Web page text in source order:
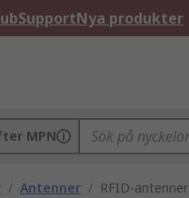
SupportNya produkter
MPN
/ Antenner / RFID-antenner